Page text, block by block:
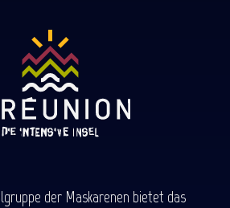
der Maskarenen bietet das